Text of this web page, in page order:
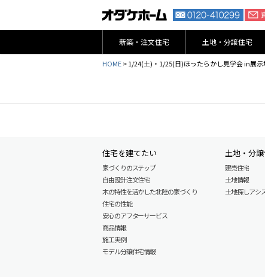
新築・注文住宅 土地・分譲住宅
HOME>1/24(土)・1/25(日)ほったらかし見学会 in展示
住宅を建てたい
家づくりのステップ
自由設計注文住宅
木の特性を活かした北陸の家づくり
住宅の性能
安心のアフターサービス
商品情報
施工実例
モデル分譲住宅情報
土地・分
建売住宅
土地情報
土地探しアシ